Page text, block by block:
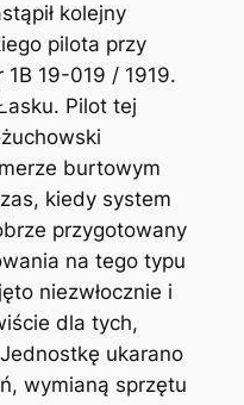
kolejny
pilota przy
19-019 / 1919.
Pilot tej
burtowym
kiedy system
przygotowany
na tego typu
niezwłocznie i
dla tych,
ukarano
wymianą sprzętu